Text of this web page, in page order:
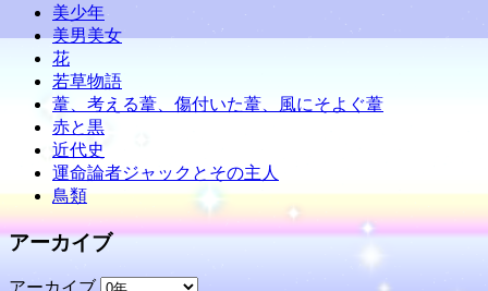
美少年
美男美女
花
若草物語
葦、考える葦、傷付いた葦、風にそよぐ葦
赤と黒
近代史
運命論者ジャックとその主人
鳥類
アーカイブ